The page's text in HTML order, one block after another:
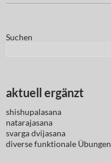
Suchen
aktuell ergänzt
shishupalasana
natarajasana
svarga dvijasana
diversefunktionale Übungen